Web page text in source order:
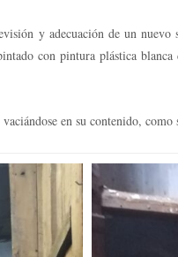
y adecuación de un
con pintura plástica
en su contenido, como